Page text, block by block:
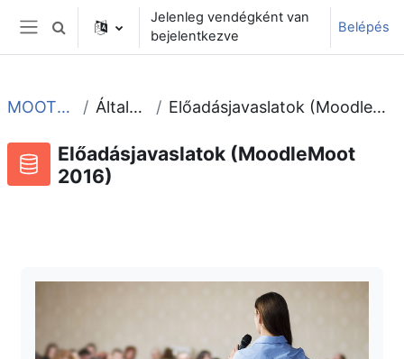
Tovább a fő tartalomhoz
Oldalpanel
Keresési bemeneti adatok váltása
Jelenleg vendégként van
bejelentkezve
Belépés
MOOT2016 Általános Előadásjavaslatok (MoodleMoot 2016)
Előadásjavaslatok (MoodleMoot
2016)